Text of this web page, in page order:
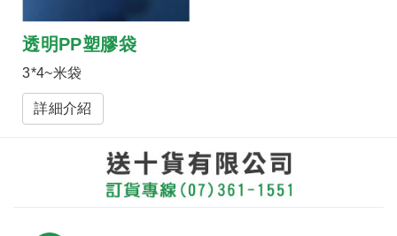
透明PP塑膠袋
3*4~米袋
詳細介紹